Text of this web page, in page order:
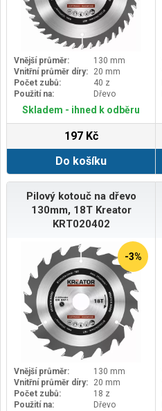
Vnější průměr:
130 mm
Vnitřní průměr díry:
20 mm
Počet zubů:
40 z
Použití na:
Dřevo
Skladem - ihned k odběru
197 Kč
Do košíku
Pilový kotouč na dřevo
130mm, 18T Kreator
KRT020402
-3%
Vnější průměr:
130 mm
Vnitřní průměr díry:
20 mm
Počet zubů:
18 z
Použití na:
Dřevo